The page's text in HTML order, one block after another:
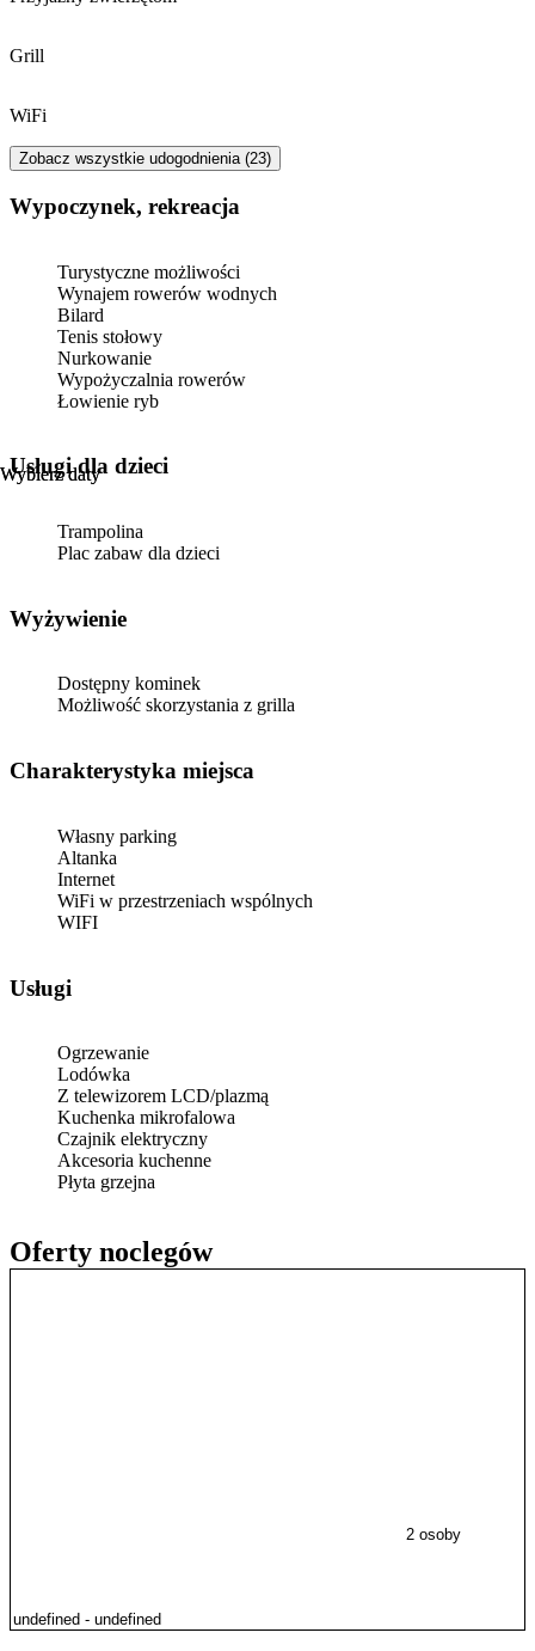
Wybierz daty
Oferty noclegów
Wybierz daty
2 osoby
Grill
WiFi
Zobacz wszystkie udogodnienia (23)
Wypoczynek, rekreacja
Turystyczne możliwości
Wynajem rowerów wodnych
Bilard
Tenis stołowy
Nurkowanie
Wypożyczalnia rowerów
Łowienie ryb
usługi dla dzieci
Trampolina
Plac zabaw dla dzieci
Wyżywienie
Dostępny kominek
Możliwość skorzystania z grilla
Charakterystyka miejsca
Własny parking
Altanka
Internet
WiFi w przestrzeniach wspólnych
WIFI
Usługi
Ogrzewanie
Lodówka
Z telewizorem LCD/plazmą
Kuchenka mikrofalowa
Czajnik elektryczny
Akcesoria kuchenne
Płyta grzejna